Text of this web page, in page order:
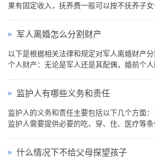
果有固定收入，抚养费一般可以按不抚养子
子女，那么抚养费的计算方式可能会有所不
子女条件收养子女的，抚...
军人离婚怎么分割财产
以下是根据相关法律和规定对军人离婚财产
个人财产：无论是军人还是其配偶，婚前个
进行公平合理的分割。这些财产包括双方在
金、收益、知识产权等。夫...
监护人有哪些义务和责任
监护人的义务和责任主要包括以下几个方面
监护人需要提供必要的吃、穿、住、医疗等
人提供必要的生活用品和服务。3、管理和保
善管理和保护被监护人的财...
什么情况下不给父母探望孩子